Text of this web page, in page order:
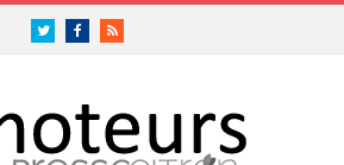
TwitterFacebookRSS